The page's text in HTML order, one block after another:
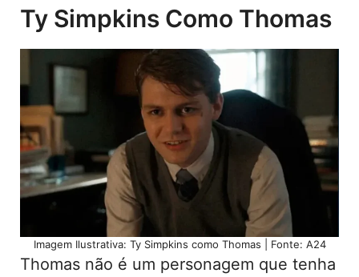
Ty Simpkins Como Thomas
Imagem Ilustrativa: Ty Simpkins como Thomas | Fonte: A24
Thomas não é um personagem que tenha